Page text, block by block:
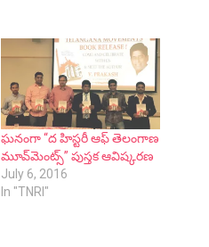
ఘనంగా “ద హిస్టరీ ఆఫ్ తెలంగాణ
మూవ్‌మెంట్స్” పుస్తక ఆవిష్కరణ
July 6, 2016
In "TNRI"